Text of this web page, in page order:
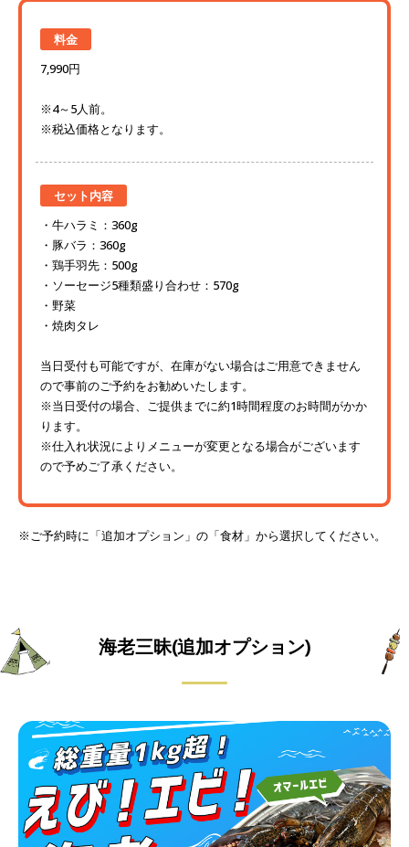
料金
7,990円
※4～5人前。
※税込価格となります。
セット内容
牛ハラミ：360g
豚バラ：360g
鶏手羽先：500g
ソーセージ5種類盛り合わせ：570g
野菜
焼肉タレ
当日受付も可能ですが、在庫がない場合はご用意できません
ので事前のご予約をお勧めいたします。
※当日受付の場合、ご提供までに約1時間程度のお時間がかか
ります。
※仕入れ状況によりメニューが変更となる場合がございます
ので予めご了承ください。
※ご予約時に「追加オプション」の「食材」から選択してください。
海老三昧(追加オプション)